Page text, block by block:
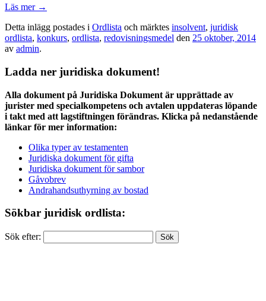
Läs mer →
Detta inlägg postades i Ordlista och märktes insolvent, juridisk
ordlista, konkurs, ordlista, redovisningsmedel den 25 oktober, 2014
av admin.
Ladda ner juridiska dokument!
Alla dokument på Juridiska Dokument är upprättade av
jurister med specialkompetens och avtalen uppdateras löpande
i takt med att lagstiftningen förändras. Klicka på nedanstående
länkar för mer information:
Olika typer av testamenten
Juridiska dokument för gifta
Juridiska dokument för sambor
Gåvobrev
Andrahandsuthyrning av bostad
Sökbar juridisk ordlista:
Sök efter: